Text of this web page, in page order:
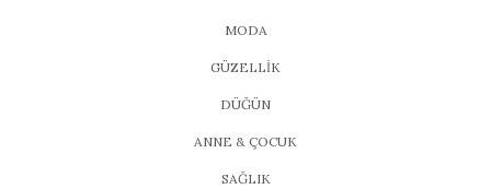
MODA
GÜZELLİK
DÜĞÜN
ANNE & ÇOCUK
SAĞLIK